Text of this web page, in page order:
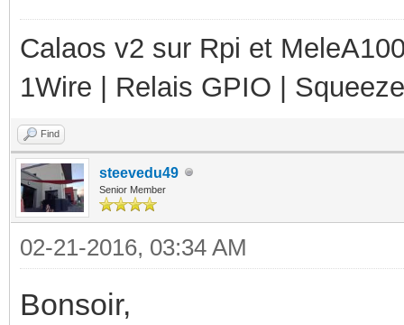
Calaos v2 sur Rpi et
1Wire | Relais GPIO |
Find
steevedu49
Senior Member
02-21-2016, 03:34 AM
Bonsoir,